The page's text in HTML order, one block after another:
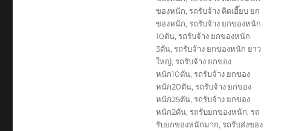
ของหนัก, รถรับจ้าง ติดเฮี๊ยบ ยก
ของหนัก, รถรับจ้าง ยกของหนัก
10ตัน, รถรับจ้าง ยกของหนัก
3ตัน, รถรับจ้าง ยกของหนัก ยาว
ใหญ่, รถรับจ้าง ยกของ
หนัก10ตัน, รถรับจ้าง ยกของ
หนัก20ตัน, รถรับจ้าง ยกของ
หนัก25ตัน, รถรับจ้าง ยกของ
หนัก2ตัน, รถรับยกของหนัก, รถ
รับยกของหนักมาก, รถรับส่งของ